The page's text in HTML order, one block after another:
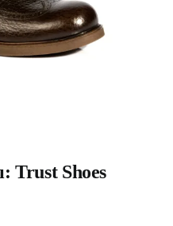
Trust Shoes